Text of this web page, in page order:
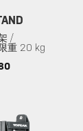
/
重 20 kg